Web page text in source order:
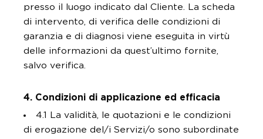
presso il luogo indicato dal Cliente. La scheda
di intervento, di verifica delle condizioni di
garanzia e di diagnosi viene eseguita in virtù
delle informazioni da quest’ultimo fornite,
salvo verifica.
4. Condizioni di applicazione ed efficacia
4.1 La validità, le quotazioni e le condizioni
di erogazione del/i Servizi/o sono subordinate